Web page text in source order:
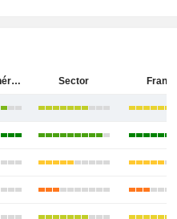
Société Générale Sector Francia